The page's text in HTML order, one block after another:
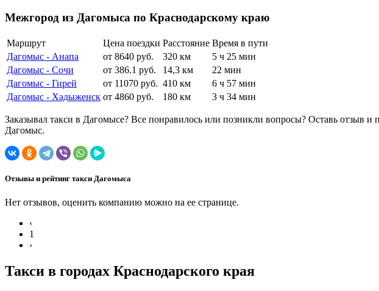
Межгород из Дагомыса по Краснодарскому краю
Маршрут Цена поездки Расстояние Время в пути
Дагомыс - Анапа
от 8640 руб. 320 км
5 ч 25 мин
Дагомыс - Сочи
от 386.1 руб. 14,3 км
22 мин
Дагомыс - Гирей
от 11070 руб. 410 км
6 ч 57 мин
Дагомыс - Хадыженск от 4860 руб. 180 км 3 ч 34 мин
Заказывал такси в Дагомысе? Все понравилось или позникли вопросы? Оставь отзыв
Дагомыс.
Отзывы и рейтинг такси Дагомыса
Нет отзывов, оценить компанию можно на ее странице.
‹
1
›
Такси в городах Краснодарского края